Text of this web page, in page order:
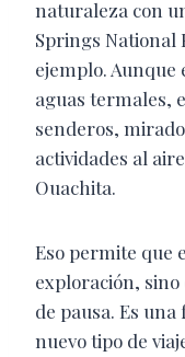
naturaleza con
Springs National
ejemplo. Aunque
aguas termales,
senderos,
actividades al
Ouachita.
Eso permite que
exploración,
de pausa. Es
nuevo tipo de